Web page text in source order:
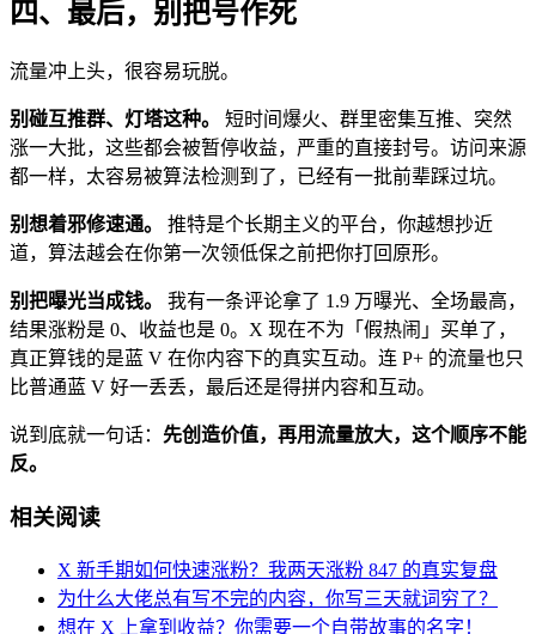
四、最后，别把号作死
流量冲上头，很容易玩脱。
别碰互推群、灯塔这种。
短时间爆火、群里密集互推、突然
涨一大批，这些都会被暂停收益，严重的直接封号。访问来源
都一样，太容易被算法检测到了，已经有一批前辈踩过坑。
别想着邪修速通。
推特是个长期主义的平台，你越想抄近
道，算法越会在你第一次领低保之前把你打回原形。
别把曝光当成钱。
我有一条评论拿了 1.9 万曝光、全场最高，
结果涨粉是 0、收益也是 0。X 现在不为「假热闹」买单了，
真正算钱的是蓝 V 在你内容下的真实互动。连 P+ 的流量也只
比普通蓝 V 好一丢丢，最后还是得拼内容和互动。
说到底就一句话： 先创造价值，再用流量放大，这个顺序不能
反。
相关阅读
X 新手期如何快速涨粉？我两天涨粉 847 的真实复盘
为什么大佬总有写不完的内容，你写三天就词穷了？
想在 X 上拿到收益？你需要一个自带故事的名字！